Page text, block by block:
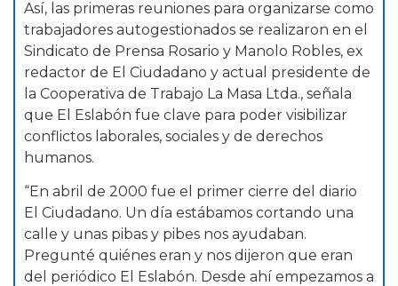
Así, las primeras reuniones para organizarse como
trabajadores autogestionados se realizaron en el
Sindicato de Prensa Rosario y Manolo Robles, ex
redactor de El Ciudadano y actual presidente de
la Cooperativa de Trabajo La Masa Ltda., señala
que El Eslabón fue clave para poder visibilizar
conflictos laborales, sociales y de derechos
humanos.
“En abril de 2000 fue el primer cierre del diario
El Ciudadano. Un día estábamos cortando una
calle y unas pibas y pibes nos ayudaban.
Pregunté quiénes eran y nos dijeron que eran
del periódico El Eslabón. Desde ahí empezamos a